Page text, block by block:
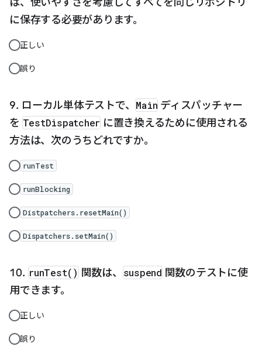
に保存する必要があります。
正しい
誤り
ローカル単体テストで、 Main ディスパッチャー
を TestDispatcher に置き換えるために使用される
方法は、次のうちどれですか。
runTest
runBlocking
Distpatchers.resetMain()
Dispatchers.setMain()
runTest() 関数は、 suspend 関数のテストに使
用できます。
正しい
誤り